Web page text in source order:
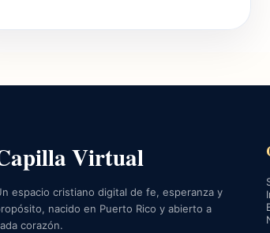
Virtual
espacio cristiano digital de fe, esperanza y
nacido en Puerto Rico y abierto a
corazón.